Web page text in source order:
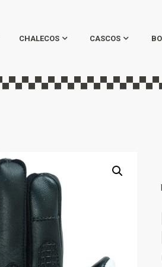
CHALECOS CASCOS